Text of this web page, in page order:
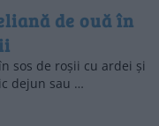
de ouă în
sos de roșii cu ardei și
dejun sau …